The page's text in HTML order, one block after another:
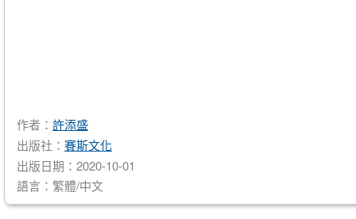
作者： 許添盛
出版社： 賽斯文化
出版日期：2020-10-01
語言：繁體/中文